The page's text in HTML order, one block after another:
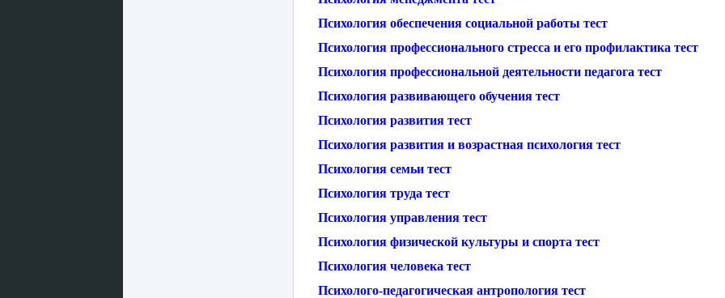
Психология обеспечения социальной работы тест
Психология профессионального стресса и его профилактика тест
Психология профессиональной деятельности педагога тест
Психология развивающего обучения тест
Психология развития тест
Психология развития и возрастная психология тест
Психология семьи тест
Психология труда тест
Психология управления тест
Психология физической культуры и спорта тест
Психология человека тест
Психолого-педагогическая антропология тест